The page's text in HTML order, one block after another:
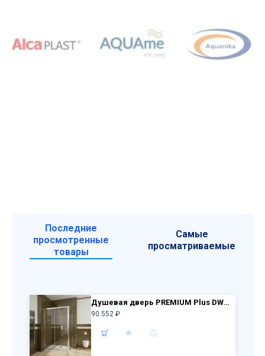
Последние
просмотренные
товары
Самые
просматриваемые
Душевая дверь PREMIUM Plus DWJ 110 33302-01-01N +S100 33423-01-01N прозр стекл
90 552 ₽